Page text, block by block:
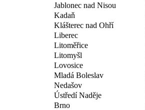
Jablonec nad Nisou
Kadaň
Klášterec nad Ohří
Liberec
Litoměřice
Litomyšl
Lovosice
Mladá Boleslav
Nedašov
Ústředí Naděje
Brno